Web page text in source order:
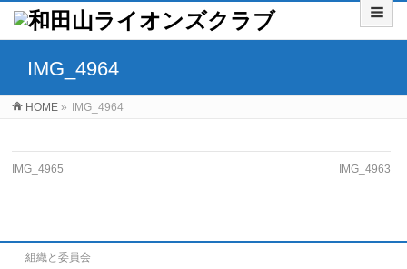
IMG_4964
HOME » IMG_4964
IMG_4965 IMG_4963
組織と委員会